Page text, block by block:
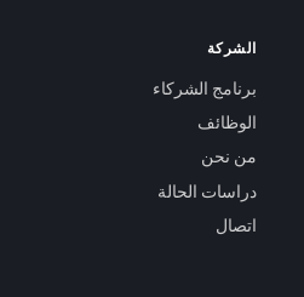
الشركة
برنامج الشركاء
الوظائف
من نحن
دراسات الحالة
اتصال